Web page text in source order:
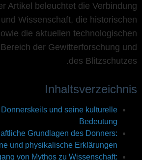
Artikel beleuchtet die Verbindung
Wissenschaft, die historischen
die aktuellen technologischen
der Gewitterforschung und
des Blitzschutzes.
Inhaltsverzeichnis
und seine kulturelle
Bedeutung
Grundlagen des Donners:
und physikalische Erklärungen
von Mythos zu Wissenschaft: